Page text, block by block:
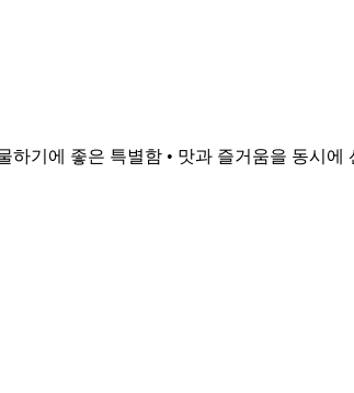
하기에 좋은 특별함 • 맛과 즐거움을 동시에